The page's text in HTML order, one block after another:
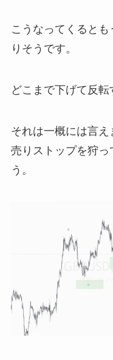
こうなってくると
りそうです。
どこまで下げて反転
それは一概には言
売りストップを狩っ
う。